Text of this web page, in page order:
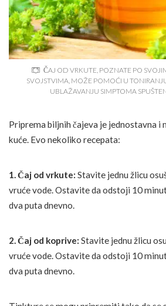
ČAJ OD VRKUTE, POZNATE PO
SVOJSTVIMA, MOŽE POMOĆI U
UBLAŽAVANJU SIMPTOMA
Priprema biljnih čajeva je jednostavna i
kuće. Evo nekoliko recepata:
1. Čaj od vrkute: Stavite jednu žlicu
vruće vode. Ostavite da odstoji 10
dva puta dnevno.
2. Čaj od koprive: Stavite jednu žlicu
vruće vode. Ostavite da odstoji 10
dva puta dnevno.